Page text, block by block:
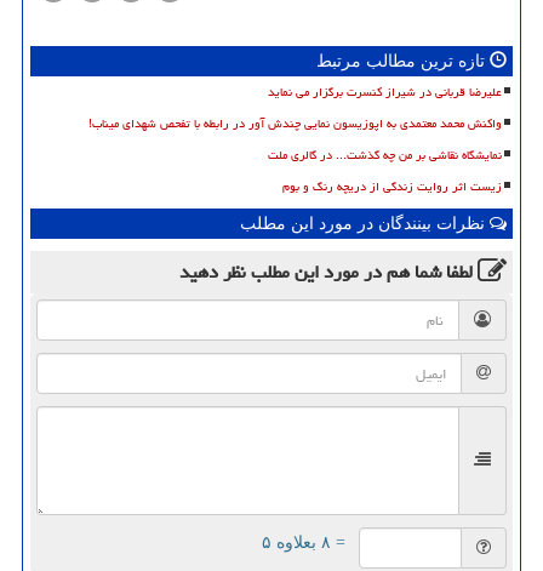
تازه ترین مطالب مرتبط
علیرضا قربانی در شیراز کنسرت برگزار می نماید
واکنش محمد معتمدی به اپوزیسون نمایی چندش آور در رابطه با تفحص شهدای میناب!
نمایشگاه نقاشی بر من چه گذشت... در گالری ملت
زیست اثر روایت زندگی از دریچه رنگ و بوم
نظرات بینندگان در مورد این مطلب
لطفا شما همدر مورد این مطلبنظر دهید
= ۸ بعلاوه ۵